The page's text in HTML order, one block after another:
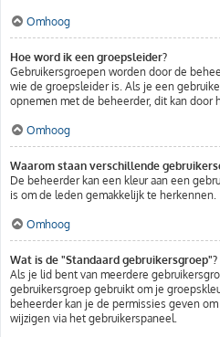
Omhoog
Hoe word ik een groepsleider?
Gebruikersgroepen worden door de
wie de groepsleider is. Als je een
opnemen met de beheerder, dit kan door
Omhoog
Waarom staan verschillende
De beheerder kan een kleur aan een
is om de leden gemakkelijk te herkennen.
Omhoog
Wat is de "Standaard gebruikersgroep"?
Als je lid bent van meerdere
gebruikersgroep gebruikt om je
beheerder kan je de permissies geven
wijzigen via het gebruikerspaneel.